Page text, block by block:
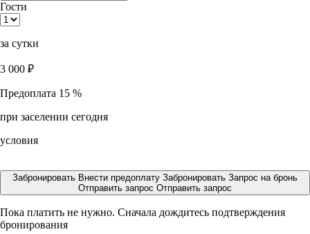
Гости
за сутки
3 000 ₽
Предоплата 15 %
при заселении сегодня
условия
Забронировать Внести предоплату Забронировать Запрос на бронь
Отправить запрос Отправить запрос
Пока платить не нужно. Сначала дождитесь подтверждения
бронирования